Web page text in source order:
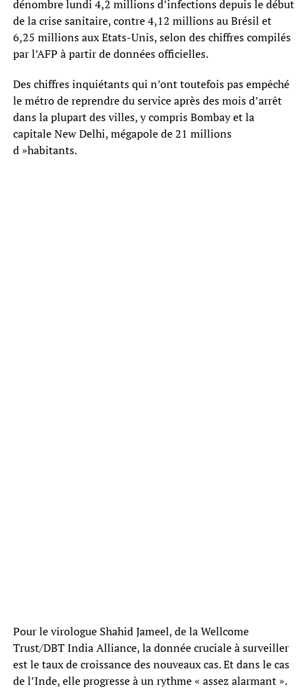
dénombre lundi 4,2 millions d’infections depuis le début
de la crise sanitaire, contre 4,12 millions au Brésil et
6,25 millions aux Etats-Unis, selon des chiffres compilés
par l’AFP à partir de données officielles.
Des chiffres inquiétants qui n’ont toutefois pas empêché
le métro de reprendre du service après des mois d’arrêt
dans la plupart des villes, y compris Bombay et la
capitale New Delhi, mégapole de 21 millions
d »habitants.
Pour le virologue Shahid Jameel, de la Wellcome
Trust/DBT India Alliance, la donnée cruciale à surveiller
est le taux de croissance des nouveaux cas. Et dans le cas
de l’Inde, elle progresse à un rythme « assez alarmant ».